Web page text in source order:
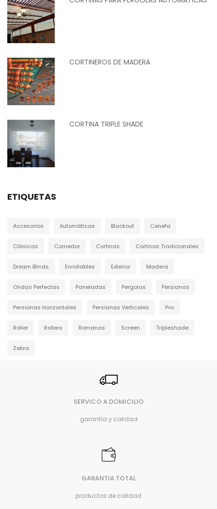
CORTINEROS DE MADERA
CORTINA TRIPLE SHADE
ETIQUETAS
Accesorios Automáticas Blackout Cenefa
Clásicas Comedor Cortinas Cortinas Tradicionales
Dream Blinds Enrollables Exterior Madera
Ondas Perfectas Paneladas Pergolas Persianas
Persianas Horizontales Persianas Verticales Pvc
Roller Rollers Romanas Screen Tripleshade
Zebra
SERVICO A DOMICILIO
garantía y calidad
GARANTIA TOTAL
productos de calidad